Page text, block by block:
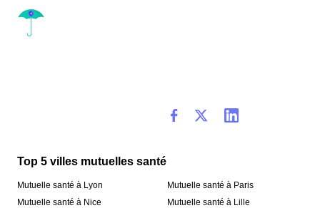
Top 5 villes mutuelles santé
Mutuelle santé à Lyon
Mutuelle santé à Nice
Mutuelle santé à Paris
Mutuelle santé à Lille